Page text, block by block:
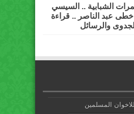
الشبابية .. السيسي
عبد الناصر .. قراءة
والرسائل
المسلمين